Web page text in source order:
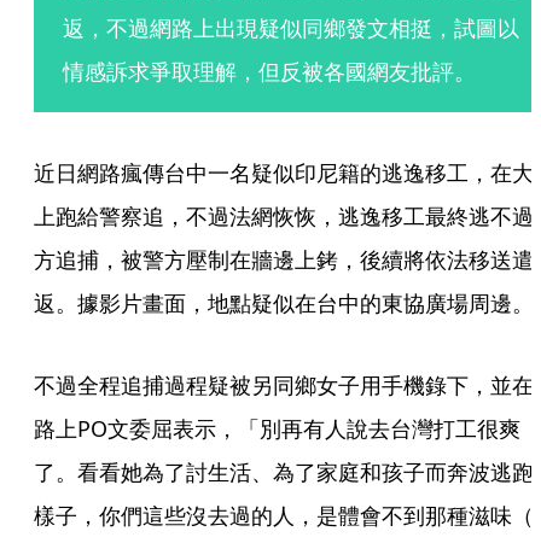
返，不過網路上出現疑似同鄉發文相挺，試圖以
情感訴求爭取理解，但反被各國網友批評。
近日網路瘋傳台中一名疑似印尼籍的逃逸移工，在大
上跑給警察追，不過法網恢恢，逃逸移工最終逃不過
方追捕，被警方壓制在牆邊上銬，後續將依法移送遣
返。據影片畫面，地點疑似在台中的東協廣場周邊。
不過全程追捕過程疑被另同鄉女子用手機錄下，並在
路上PO文委屈表示，「別再有人說去台灣打工很爽
了。看看她為了討生活、為了家庭和孩子而奔波逃跑
樣子，你們這些沒去過的人，是體會不到那種滋味（